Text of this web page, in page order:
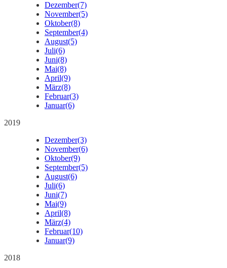
Dezember(7)
November(5)
Oktober(8)
September(4)
August(5)
Juli(6)
Juni(8)
Mai(8)
April(9)
März(8)
Februar(3)
Januar(6)
2019
Dezember(3)
November(6)
Oktober(9)
September(5)
August(6)
Juli(6)
Juni(7)
Mai(9)
April(8)
März(4)
Februar(10)
Januar(9)
2018